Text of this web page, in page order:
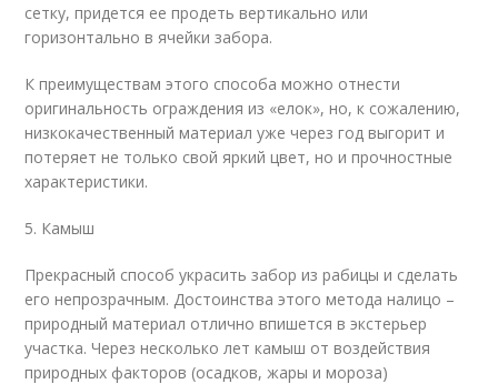
сетку, придется ее продеть вертикально или
горизонтально в ячейки забора.
К преимуществам этого способа можно отнести
оригинальность ограждения из «елок», но, к сожалению,
низкокачественный материал уже через год выгорит и
потеряет не только свой яркий цвет, но и прочностные
характеристики.
5. Камыш
Прекрасный способ украсить забор из рабицы и сделать
его непрозрачным. Достоинства этого метода налицо –
природный материал отлично впишется в экстерьер
участка. Через несколько лет камыш от воздействия
природных факторов (осадков, жары и мороза)